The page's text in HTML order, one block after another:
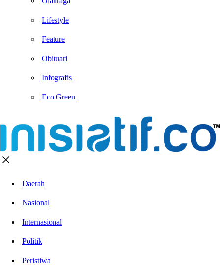
Lifestyle
Feature
Obituari
Infografis
Eco Green
Daerah
Nasional
Internasional
Politik
Peristiwa